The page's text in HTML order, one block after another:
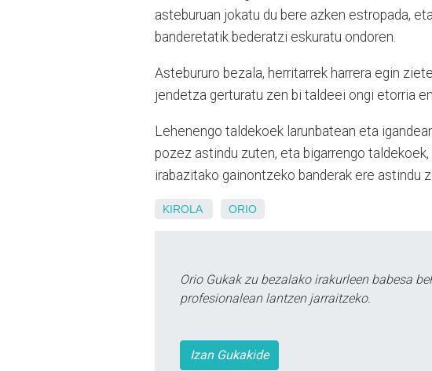
asteburuan jokatu du bere azken estropada,
banderetatik bederatzi eskuratu ondoren.
Astebururo bezala, herritarrek harrera egin
jendetza gerturatu zen bi taldeei ongi etorria
Lehenengo taldekoek larunbatean eta
pozez astindu zuten, eta bigarrengo
irabazitako gainontzeko banderak ere astindu
KIROLA ORIO
Orio Gukak zu bezalako irakurleen babesa
profesionalean lantzen jarraitzeko.
Izan Gukakide